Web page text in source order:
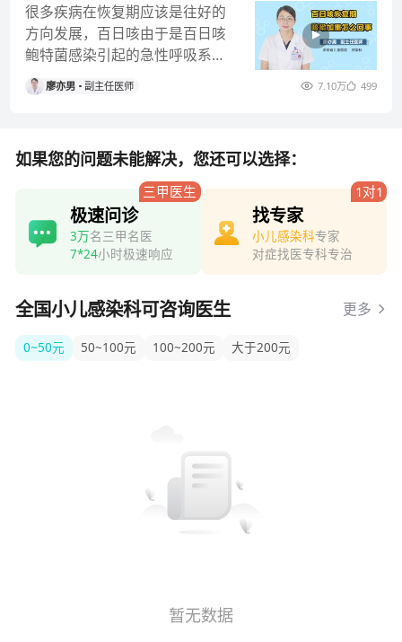
很多疾病在恢复期应该是往好的
方向发展，百日咳由于是百日咳
鲍特菌感染引起的急性呼吸系统
传染病，病程可以很长，在恢复
期时如果
廖亦男 副主任医师 7.10万 499
如果您的问题未能解决，您还可以选择：
三甲医生
极速问诊
3万名三甲名医
7*24小时极速响应
1对1
找专家
小儿感染科专家
对症找医专科专治
全国小儿感染科可咨询医生 更多
0~50元 50~100元 100~200元 大于200元
暂无数据